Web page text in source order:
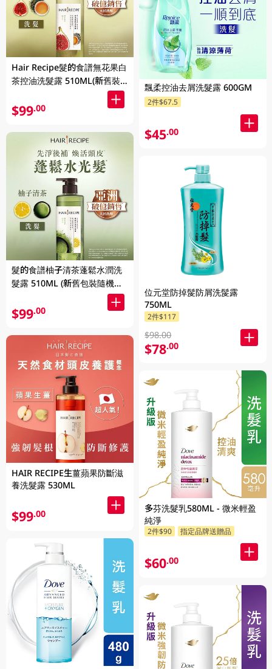
Hair Recipe髮的食譜無花果白
茶控油洗髮露 510ML(新舊裝
$99.00
髮的食譜柚子清茶蓬鬆水潤洗
髮露 510ML (新舊包裝隨機發
$99.00
HAIR RECIPE生薑蘋果防斷滋
養洗髮露 530ML
$99.00
飄柔控油去屑洗髮露 600GM
2件$67.5
$45.00
位元堂防掉髲防屑洗髲露
750ML
2件$117
$98.00
$78.00
多芬洗髮乳580ML - 微米輕盈
純淨
2件$90 指定品牌送贈品
$60.00